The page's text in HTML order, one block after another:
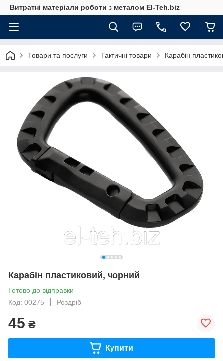
Витратні матеріали роботи з металом El-Teh.biz
Товари та послуги Тактичні товари Карабін
Карабін пластиковий, чорний
Готово до відправки
Код: 00275
Роздріб
45 ₴
Купити